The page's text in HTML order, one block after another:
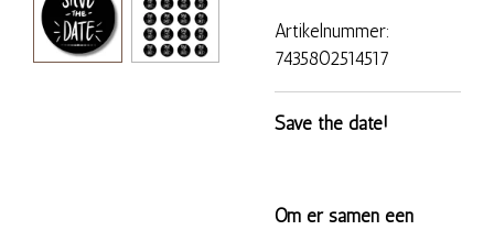
Artikelnummer:
7435802514517
Save the date!
Om er samen een